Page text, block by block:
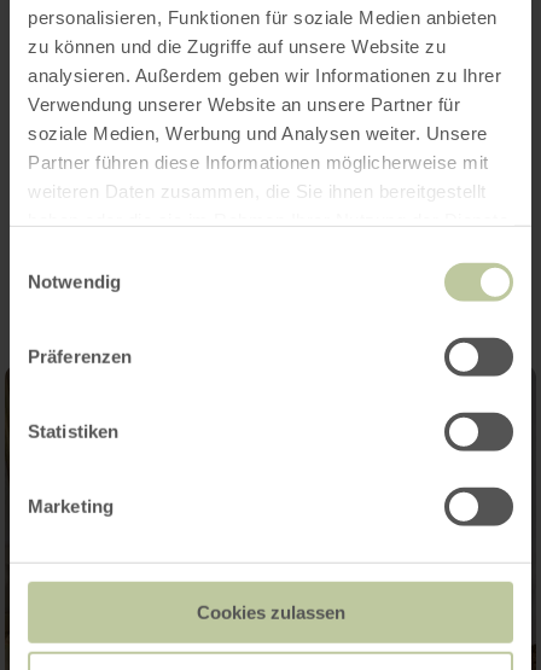
personalisieren, Funktionen für soziale Medien anbieten
zu können und die Zugriffe auf unsere Website zu
analysieren. Außerdem geben wir Informationen zu Ihrer
Verwendung unserer Website an unsere Partner für
soziale Medien, Werbung und Analysen weiter. Unsere
Partner führen diese Informationen möglicherweise mit
weiteren Daten zusammen, die Sie ihnen bereitgestellt
Notwendig
Präferenzen
Statistiken
Marketing
Cookies zulassen
Impressions